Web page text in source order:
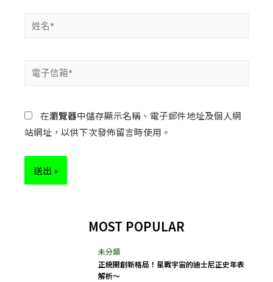
在瀏覽器中儲存顯示名稱、電子郵件地址及個人網
站網址，以供下次發佈留言時使用。
MOST POPULAR
正統開創新格局！星戰宇宙的迪士尼正史年表
解析～